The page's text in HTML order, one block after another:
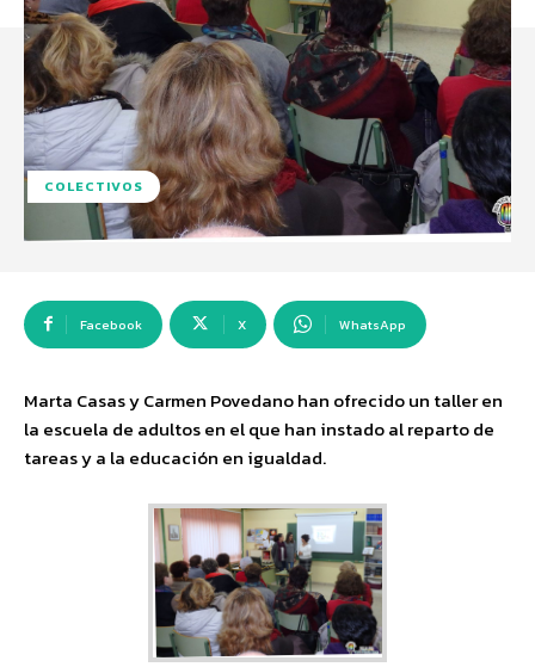
COLECTIVOS
Facebook X WhatsApp
Marta Casas y Carmen Povedano han ofrecido un taller en
la escuela de adultos en el que han instado al reparto de
tareas y a la educación en igualdad.